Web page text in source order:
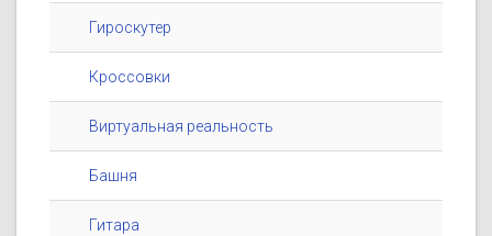
Гироскутер
Кроссовки
Виртуальная реальность
Башня
Гитара